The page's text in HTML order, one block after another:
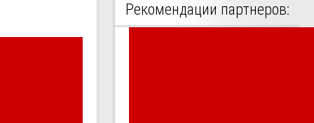
Рекомендации партнеров: